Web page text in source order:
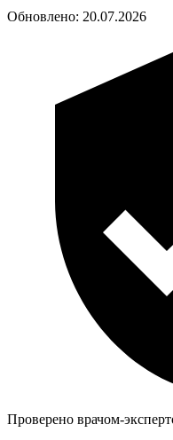
Обновлено: 20.07.2026
Проверено врачом-